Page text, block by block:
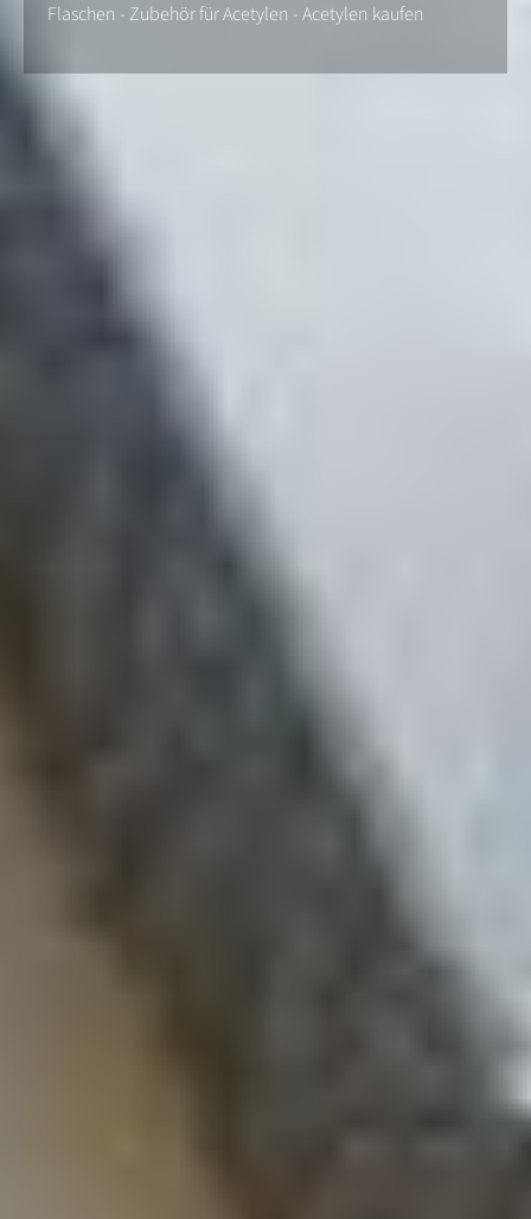
Flaschen - Zubehör für Acetylen - Acetylen kaufen